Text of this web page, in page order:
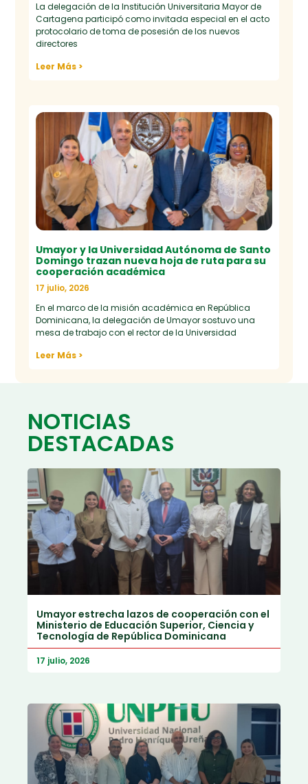
La delegación de la Institución Universitaria Mayor de
Cartagena participó como invitada especial en el acto
protocolario de toma de posesión de los nuevos
directores
Leer Más >
Umayor y la Universidad Autónoma de Santo
Domingo trazan nueva hoja de ruta para su
cooperación académica
17 julio, 2026
En el marco de la misión académica en República
Dominicana, la delegación de Umayor sostuvo una
mesa de trabajo con el rector de la Universidad
Leer Más >
NOTICIAS
DESTACADAS
Umayor estrecha lazos de cooperación con el
Ministerio de Educación Superior, Ciencia y
Tecnología de República Dominicana
17 julio, 2026